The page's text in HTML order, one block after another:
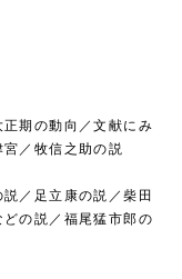
期の動向／文献にみ
／牧信之助の説
／足立康の説／柴田
の説／福尾猛市郎の